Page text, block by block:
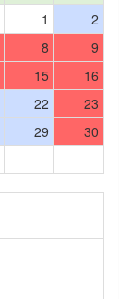
1
2
8
9
15
16
22
23
29
30